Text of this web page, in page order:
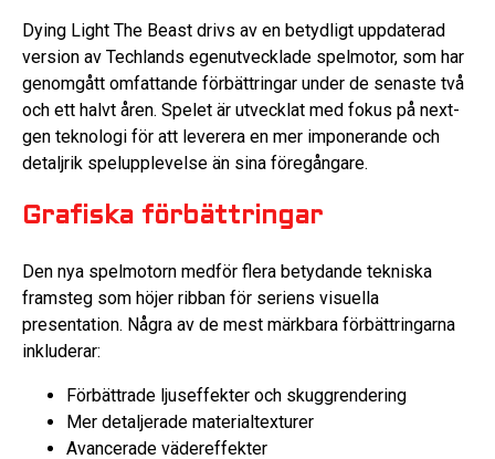
Dying Light The Beast drivs av en betydligt uppdaterad
version av Techlands egenutvecklade spelmotor, som har
genomgått omfattande förbättringar under de senaste två
och ett halvt åren. Spelet är utvecklat med fokus på next-
gen teknologi för att leverera en mer imponerande och
detaljrik spelupplevelse än sina föregångare.
Grafiska förbättringar
Den nya spelmotorn medför flera betydande tekniska
framsteg som höjer ribban för seriens visuella
presentation. Några av de mest märkbara förbättringarna
inkluderar:
Förbättrade ljuseffekter och skuggrendering
Mer detaljerade materialtexturer
Avancerade vädereffekter